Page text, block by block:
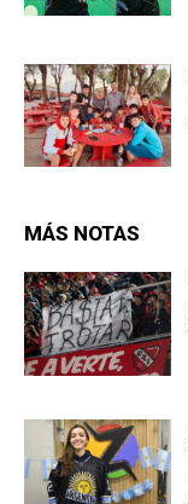
MÁS NOTAS